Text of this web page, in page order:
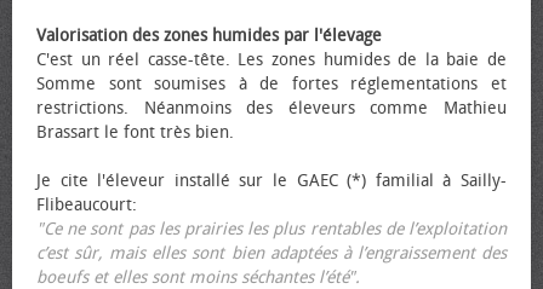
Valorisation des zones humides par l'élevage
C'est un réel casse-tête. Les zones humides de la baie de
Somme sont soumises à de fortes réglementations et
restrictions. Néanmoins des éleveurs comme Mathieu
Brassart le font très bien.
Je cite l'éleveur installé sur le GAEC (*) familial à Sailly-
Flibeaucourt:
"Ce ne sont pas les prairies les plus rentables de l’exploitation
c’est sûr, mais elles sont bien adaptées à l’engraissement des
bœufs et elles sont moins séchantes l’été".